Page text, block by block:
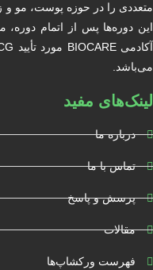
متعددی را در حوزه پوست، مو و
این دوره‌ها پس از اتمام دوره،
می‌باشد.
لینک‌های مفید
درباره ما
تماس با ما
پرسش و پاسخ
مقالات
فهرست ورکشاپ‌ها